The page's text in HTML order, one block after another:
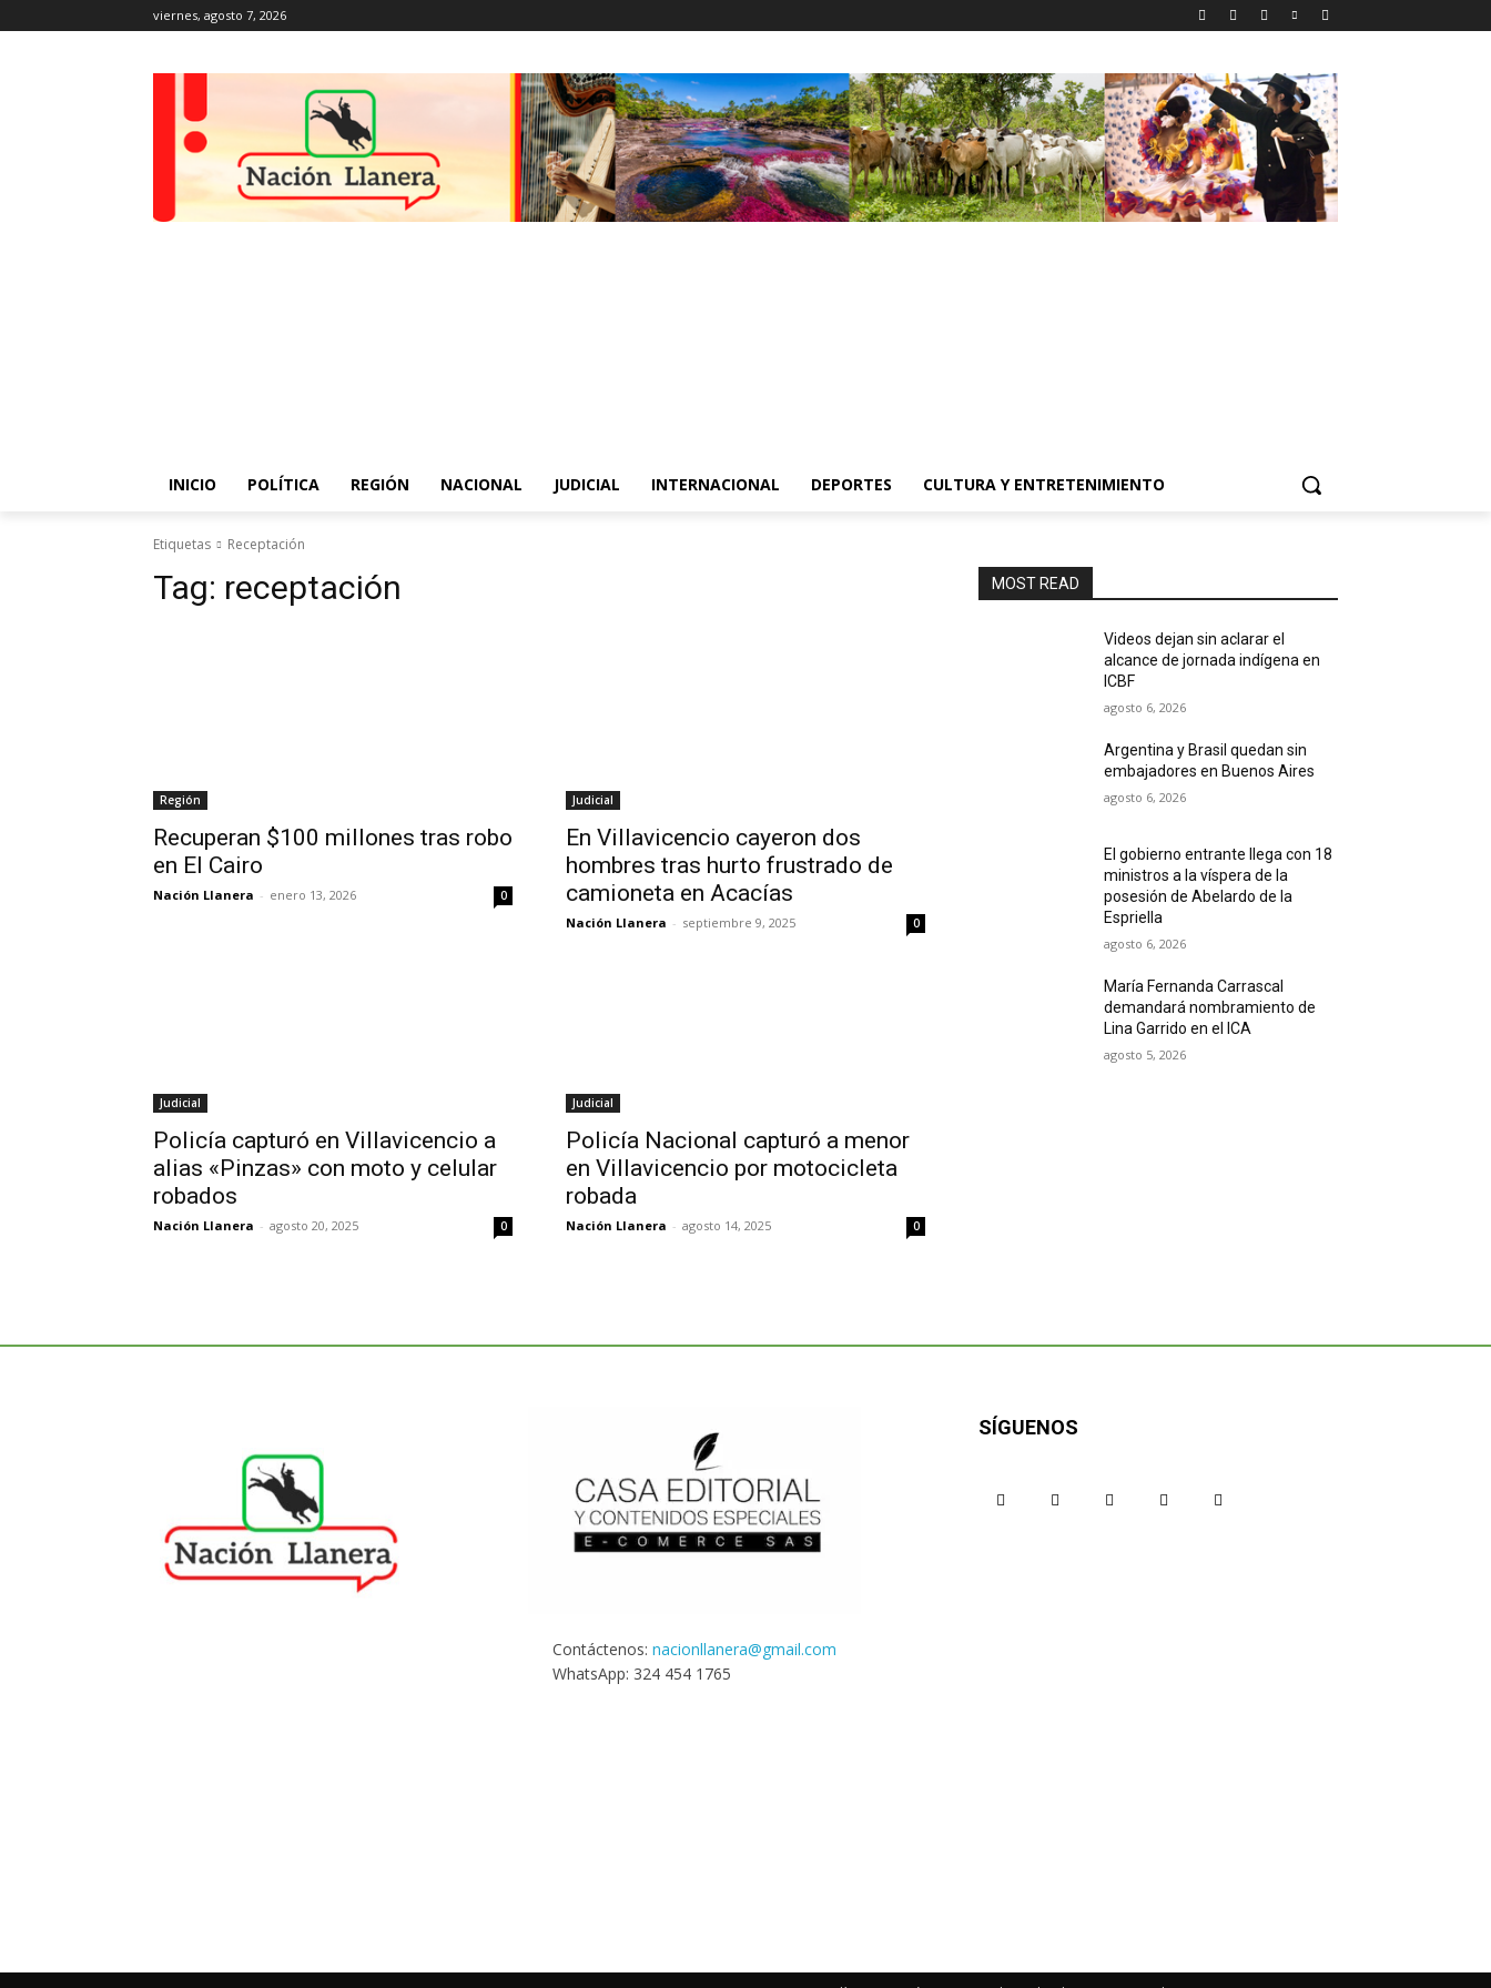
viernes, agosto 7, 2026
INICIO POLÍTICA REGIÓN NACIONAL JUDICIAL INTERNACIONAL DEPORTES CULTURA Y ENTRETENIMIENTO
Etiquetas Receptación
Tag: receptación
Región
Recuperan $100 millones tras robo
en El Cairo
Nación Llanera - enero 13, 2026 0
Judicial
En Villavicencio cayeron dos
hombres tras hurto frustrado de
camioneta en Acacías
Nación Llanera - septiembre 9, 2025 0
Judicial
Policía capturó en Villavicencio a
alias «Pinzas» con moto y celular
robados
Nación Llanera - agosto 20, 2025 0
Judicial
Policía Nacional capturó a menor
en Villavicencio por motocicleta
robada
Nación Llanera - agosto 14, 2025 0
MOST READ
Videos dejan sin aclarar el
alcance de jornada indígena en
ICBF
agosto 6, 2026
Argentina y Brasil quedan sin
embajadores en Buenos Aires
agosto 6, 2026
El gobierno entrante llega con 18
ministros a la víspera de la
posesión de Abelardo de la
Espriella
agosto 6, 2026
María Fernanda Carrascal
demandará nombramiento de
Lina Garrido en el ICA
agosto 5, 2026
Contáctenos: nacionllanera@gmail.com
WhatsApp: 324 454 1765
SÍGUENOS